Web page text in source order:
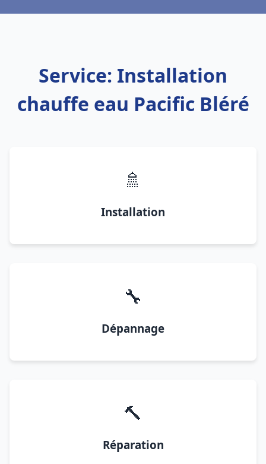
Service: Installation
chauffe eau Pacific Bléré
🚿
Installation
🔧
Dépannage
🔨
Réparation